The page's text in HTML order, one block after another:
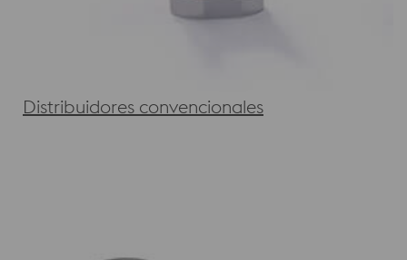
Distribuidores convencionales